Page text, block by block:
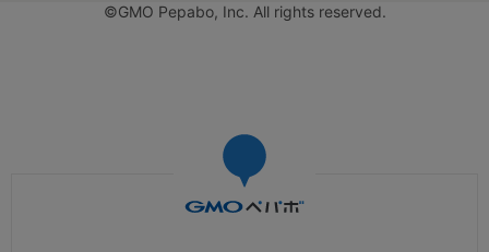
©GMO Pepabo, Inc. All rights reserved.